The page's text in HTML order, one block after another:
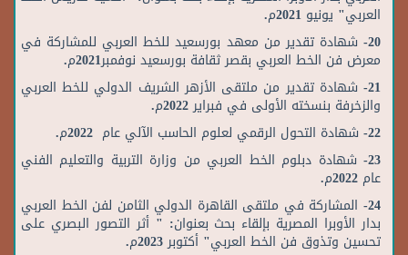
العربي" يونيو 2021م.
20- شهادة تقدير من معهد بورسعيد للخط العربي للمشاركة في
معرض فن الخط العربي بقصر ثقافة بورسعيد نوفمبر2021م.
21- شهادة تقدير من ملتقى الأزهر الشريف الدولي للخط العربي
والزخرفة بنسخته الأولى في فبراير 2022م.
22- شهادة التحول الرقمي لعلوم الحاسب الآلي عام 2022م.
23- شهادة دبلوم الخط العربي من وزارة التربية والتعليم الفني
عام 2022م.
24- المشاركة في ملتقى القاهرة الدولي الثامن لفن الخط العربي
بدار الأوبرا المصرية بإلقاء بحث بعنوان: " أثر التصور البصري على
تحسين وتذوق فن الخط العربي" أكتوبر 2023م.